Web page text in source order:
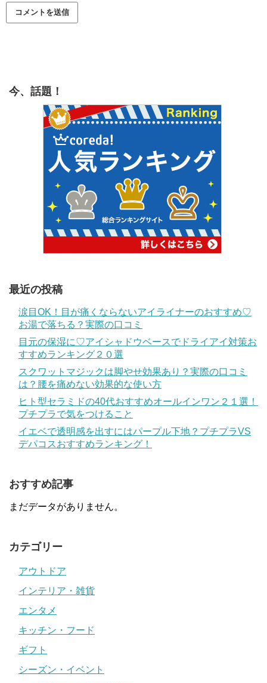
今、話題！
最近の投稿
涙目OK！目が痛くならないアイライナーのおすすめ♡
お湯で落ちる？実際の口コミ
目元の保湿に♡アイシャドウベースでドライアイ対策お
すすめランキング２０選
スクワットマジックは脚やせ効果あり？実際の口コミ
は？腰を痛めない効果的な使い方
ヒト型セラミドの40代おすすめオールインワン２１選！
プチプラで気をつけること
イエベで透明感を出すにはパープル下地？プチプラVS
デパコスおすすめランキング！
おすすめ記事
まだデータがありません。
カテゴリー
アウトドア
インテリア・雑貨
エンタメ
キッチン・フード
ギフト
シーズン・イベント